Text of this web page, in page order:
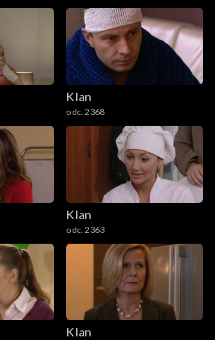
Klan
odc. 2368
Klan
odc. 2363
Klan